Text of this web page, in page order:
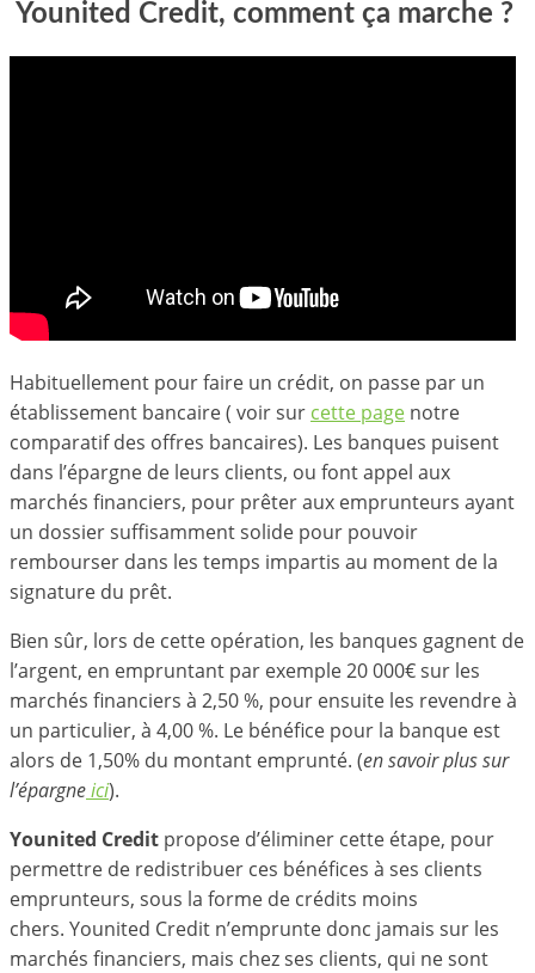
Younited Credit, comment ça marche ?
Habituellement pour faire un crédit, on passe par un
établissement bancaire ( voir sur cette page notre
comparatif des offres bancaires). Les banques puisent
dans l’épargne de leurs clients, ou font appel aux
marchés financiers, pour prêter aux emprunteurs ayant
un dossier suffisamment solide pour pouvoir
rembourser dans les temps impartis au moment de la
signature du prêt.
Bien sûr, lors de cette opération, les banques gagnent de
l’argent, en empruntant par exemple 20 000€ sur les
marchés financiers à 2,50 %, pour ensuite les revendre à
un particulier, à 4,00 %. Le bénéfice pour la banque est
alors de 1,50% du montant emprunté. (en savoir plus sur
l’épargneici).
Younited Credit propose d’éliminer cette étape, pour
permettre de redistribuer ces bénéfices à ses clients
emprunteurs, sous la forme de crédits moins
chers. Younited Credit n’emprunte donc jamais sur les
marchés financiers, mais chez ses clients, qui ne sont